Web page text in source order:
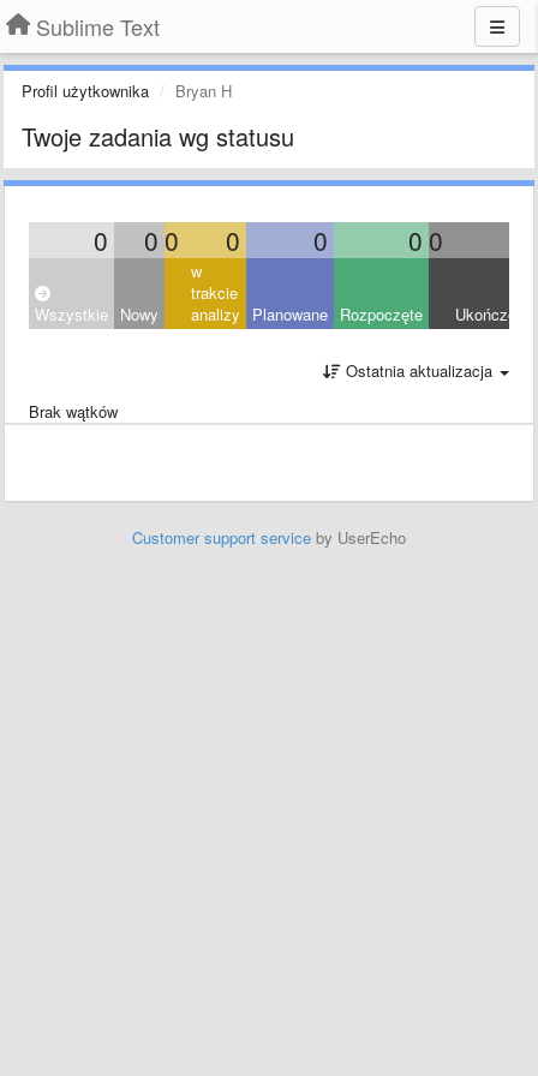
Sublime Text
Profil użytkownika Bryan H
Twoje zadania wg statusu
0 0 0 0 0 0 0
Wszystkie Nowy
w
trakcie
analizy
Planowane Rozpoczęte Ukończony
Ostatnia aktualizacja
Brak wątków
Customer support service by UserEcho